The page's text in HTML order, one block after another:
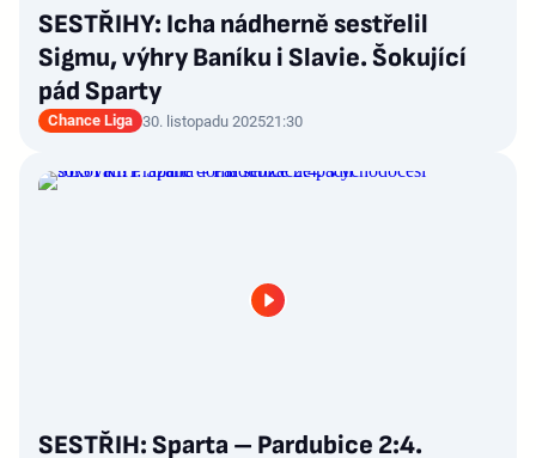
SESTŘIHY: Icha nádherně sestřelil
Sigmu, výhry Baníku i Slavie. Šokující
pád Sparty
Chance Liga 30. listopadu 202521:30
SESTŘIH: Sparta – Pardubice 2:4.